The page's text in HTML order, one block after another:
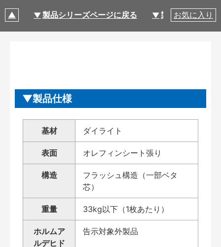
製品シリーズページに戻る 製品仕様
お気に入り
製品仕様
基材 ダイライト
表面 オレフィンシート張り
構造
フラッシュ構造（一部ベタ
芯）
重量 33kg以下（1枚あたり）
ホルムア
ルデヒド
告示対象外製品